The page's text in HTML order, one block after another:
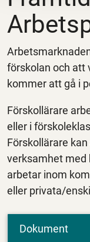
förskolan och att
kommer att gå i
Förskollärare
eller i
Förskollärare
verksamhet med
arbetar inom
eller privata/
Dokument